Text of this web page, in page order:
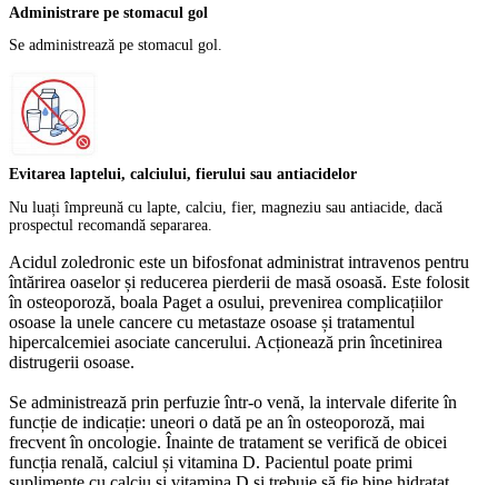
Administrare pe stomacul gol
Se administrează pe stomacul gol.
Evitarea laptelui, calciului, fierului sau antiacidelor
Nu luați împreună cu lapte, calciu, fier, magneziu sau antiacide, dacă
prospectul recomandă separarea.
Acidul zoledronic este un bifosfonat administrat intravenos pentru
întărirea oaselor și reducerea pierderii de masă osoasă. Este folosit
în osteoporoză, boala Paget a osului, prevenirea complicațiilor
osoase la unele cancere cu metastaze osoase și tratamentul
hipercalcemiei asociate cancerului. Acționează prin încetinirea
distrugerii osoase.
Se administrează prin perfuzie într-o venă, la intervale diferite în
funcție de indicație: uneori o dată pe an în osteoporoză, mai
frecvent în oncologie. Înainte de tratament se verifică de obicei
funcția renală, calciul și vitamina D. Pacientul poate primi